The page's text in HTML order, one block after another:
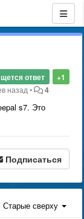
+1
ответ
назад • 4
s7. Это
Подписаться
Старые сверху